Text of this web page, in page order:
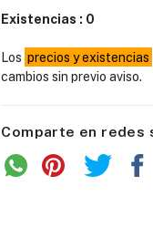
Existencias : 0
Los precios y existencias
cambios sin previo aviso.
Comparte en redes